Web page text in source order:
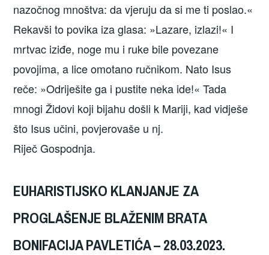
nazočnog mnoštva: da vjeruju da si me ti poslao.«
Rekavši to povika iza glasa: »Lazare, izlazi!« I
mrtvac iziđe, noge mu i ruke bile povezane
povojima, a lice omotano ručnikom. Nato Isus
reče: »Odriješite ga i pustite neka ide!« Tada
mnogi Židovi koji bijahu došli k Mariji, kad vidješe
što Isus učini, povjerovaše u nj.
Riječ Gospodnja.
EUHARISTIJSKO KLANJANJE ZA
PROGLAŠENJE BLAŽENIM BRATA
BONIFACIJA PAVLETIĆA – 28.03.2023.